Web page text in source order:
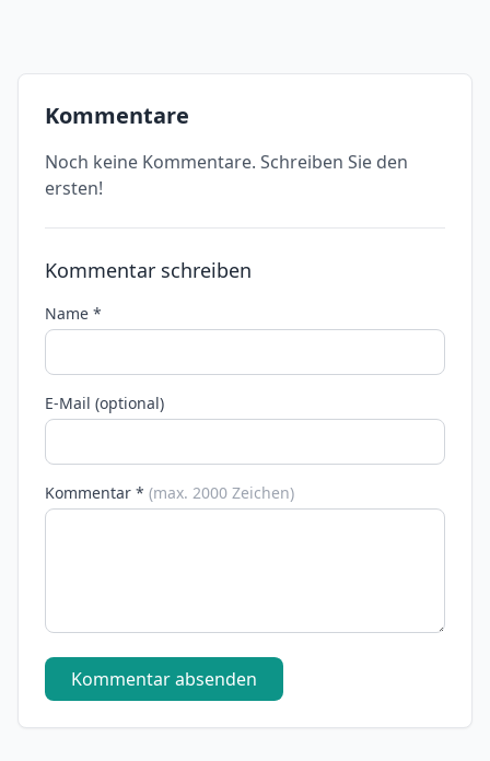
Kommentare
Noch keine Kommentare. Schreiben Sie den
ersten!
Kommentar schreiben
Name *
E-Mail (optional)
Kommentar * (max. 2000 Zeichen)
Kommentar absenden